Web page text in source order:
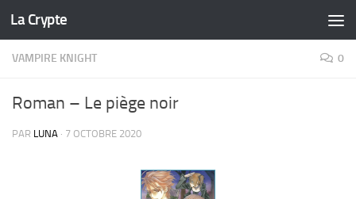
Skip to content
La Crypte
VAMPIRE KNIGHT 0
Roman – Le piège noir
PAR LUNA · 7 OCTOBRE 2020